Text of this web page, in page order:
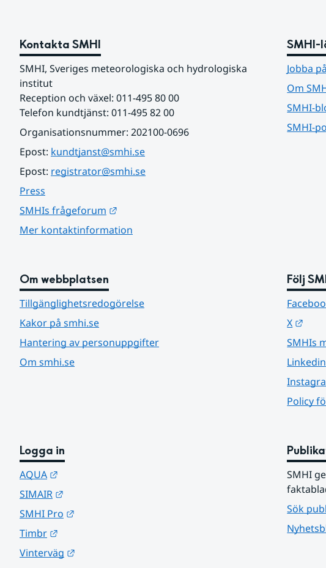
Kontakta SMHI
SMHI, Sveriges meteorologiska och hydrologiska
institut
Reception och växel: 011-495 80 00
Telefon kundtjänst: 011-495 82 00
Organisationsnummer: 202100-0696
Epost: kundtjanst@smhi.se
Epost: registrator@smhi.se
Press
SMHIs frågeforum
Mer kontaktinformation
SMHI-
Jobba
Om
SMHI-
SMHI-
Om webbplatsen
Tillgänglighetsredogörelse
Kakor på smhi.se
Hantering av personuppgifter
Om smhi.se
Följ
X
SMHIs
Linkedin
Policy
Logga in
AQUA
SIMAIR
SMHI Pro
Timbr
Vinterväg
SMHI
Sök